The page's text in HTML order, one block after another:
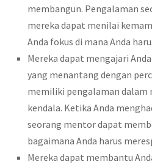
membangun. Pengalaman
mereka dapat menilai
Anda fokus di mana Anda
Mereka dapat mengajari
yang menantang dengan
memiliki pengalaman dalam
kendala. Ketika Anda
seorang mentor dapat
bagaimana Anda harus
Mereka dapat membantu